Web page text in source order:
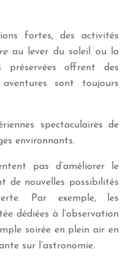
fortes, des activités
au lever du soleil ou la
préservées offrent des
aventures sont toujours
spectaculaires de
environnants.
pas d’améliorer le
de nouvelles possibilités
Par exemple, les
dédiées à l’observation
soirée en plein air en
sur l’astronomie.